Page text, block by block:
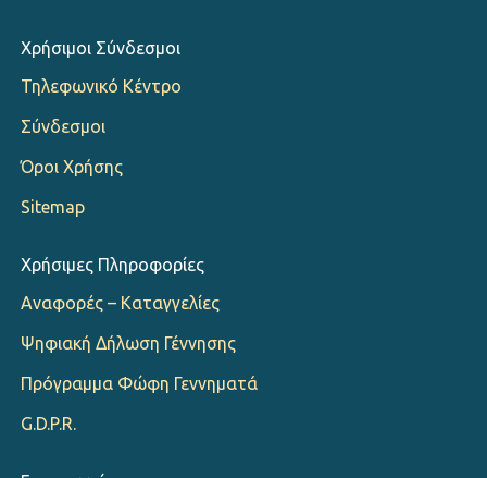
Χρήσιμοι Σύνδεσμοι
Τηλεφωνικό Κέντρο
Σύνδεσμοι
Όροι Χρήσης
Sitemap
Χρήσιμες Πληροφορίες
Αναφορές – Καταγγελίες
Ψηφιακή Δήλωση Γέννησης
Πρόγραμμα Φώφη Γεννηματά
G.D.P.R.